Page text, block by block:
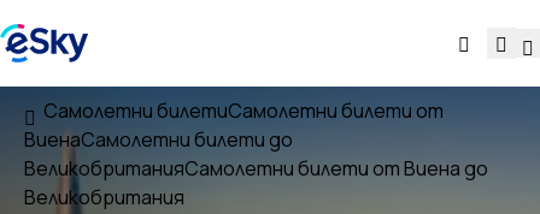
Самолетни билетиСамолетни билети от
ВиенаСамолетни билети до
ВеликобританияСамолетни билети от Виена до
Великобритания